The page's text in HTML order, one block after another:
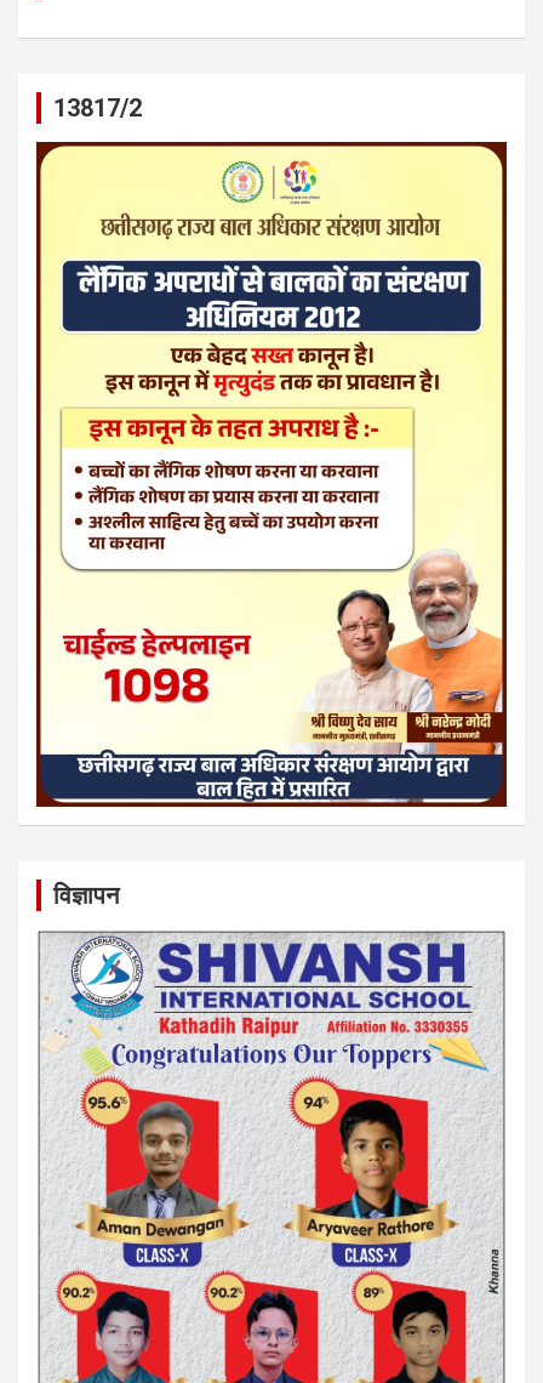
13817/2
विज्ञापन